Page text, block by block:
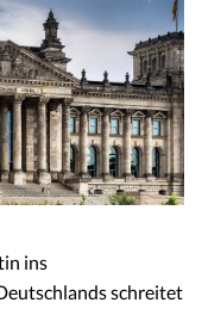
ins
schreitet